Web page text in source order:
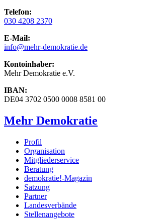
Telefon:
030 4208 2370
E-Mail:
info@mehr-demokratie.de
Kontoinhaber:
Mehr Demokratie e.V.
IBAN:
DE04 3702 0500 0008 8581 00
Mehr Demokratie
Profil
Organisation
Mitgliederservice
Beratung
demokratie!-Magazin
Satzung
Partner
Landesverbände
Stellenangebote